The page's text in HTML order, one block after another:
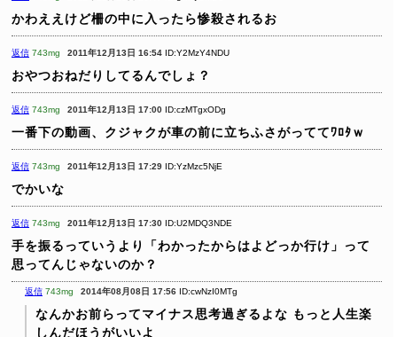
かわええけど柵の中に入ったら惨殺されるお
返信 743mg 2011年12月13日 16:54 ID:Y2MzY4NDU
おやつおねだりしてるんでしょ？
返信 743mg 2011年12月13日 17:00 ID:czMTgxODg
一番下の動画、クジャクが車の前に立ちふさがっててﾜﾛﾀｗ
返信 743mg 2011年12月13日 17:29 ID:YzMzc5NjE
でかいな
返信 743mg 2011年12月13日 17:30 ID:U2MDQ3NDE
手を振るっていうより「わかったからはよどっか行け」って
思ってんじゃないのか？
返信 743mg 2014年08月08日 17:56 ID:cwNzI0MTg
なんかお前らってマイナス思考過ぎるよな もっと人生楽
しんだほうがいいよ